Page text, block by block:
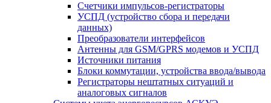
Счетчики импульсов-регистраторы
УСПД (устройство сбора и передачи
данных)
Преобразователи интерфейсов
Антенны для GSM/GPRS модемов и УСПД
Источники питания
Блоки коммутации, устройства ввода/вывода
Регистраторы нештатных ситуаций и
аналоговых сигналов